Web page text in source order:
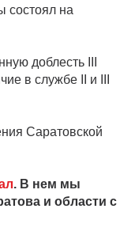
состоял на
доблесть III
в службе II и III
Саратовской
. В нем мы
и области с